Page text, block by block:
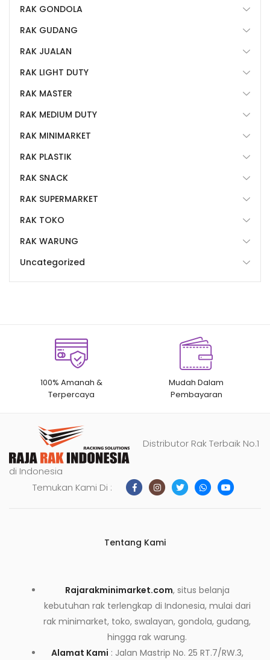
RAK GONDOLA
RAK GUDANG
RAK JUALAN
RAK LIGHT DUTY
RAK MASTER
RAK MEDIUM DUTY
RAK MINIMARKET
RAK PLASTIK
RAK SNACK
RAK SUPERMARKET
RAK TOKO
RAK WARUNG
Uncategorized
100% Amanah &
Terpercaya
Mudah Dalam
Pembayaran
Distributor Rak Terbaik No.1
di Indonesia
Temukan Kami Di :
Tentang Kami
Rajarakminimarket.com, situs belanja
kebutuhan rak terlengkap di Indonesia, mulai dari
rak minimarket, toko, swalayan, gondola, gudang,
hingga rak warung.
Alamat Kami : Jalan Mastrip No. 25 RT.7/RW.3,